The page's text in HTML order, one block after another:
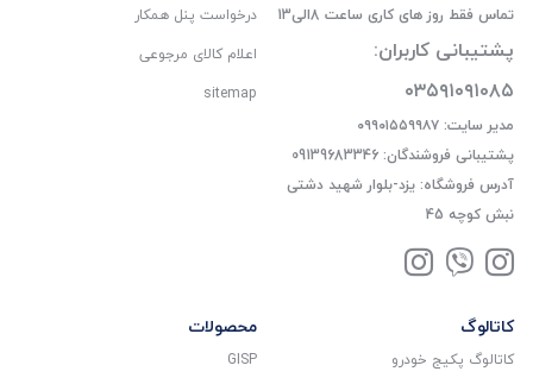
تماس فقط روز های کاری ساعت 8الی13
پشتیبانی کاربران:
۰۳۵۹۱۰۹۱۰۸۵
مدیر سایت: ۰۹۹۰۱۵۵۹۹۸۷
پشتیبانی فروشندگان: 09139683346
آدرس فروشگاه: یزد-بلوار شهید دشتی
نبش کوچه 45
درخواست پنل همکار
اعلام کالای مرجوعی
sitemap
کاتالوگ
کاتالوگ پکیج خودرو
محصولات
GISP